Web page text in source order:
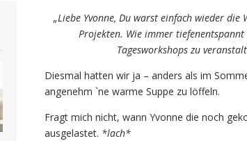
„Liebe Yvonne, Du warst einfach wieder
Projekten. Wie immer
Tagesworkshops zu
Diesmal hatten wir ja – anders als im
angenehm `ne warme Suppe zu löffeln.
Fragt mich nicht, wann Yvonne die noch
ausgelastet. *lach*